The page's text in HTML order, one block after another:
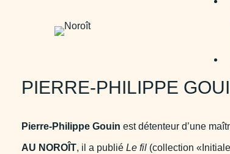
PIERRE-PHILIPPE
Pierre-Philippe Gouinest détenteur d’une
AU NOROÎT, il a publiéLe fil (collection